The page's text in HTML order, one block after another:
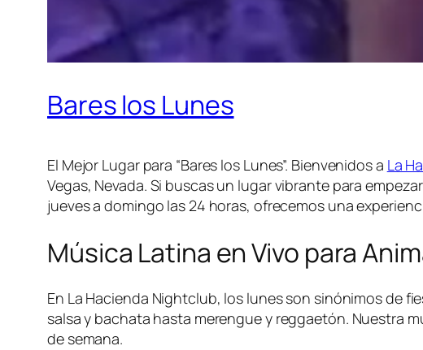
Bares los Lunes
El Mejor Lugar para “Bares los Lunes”. Bienvenidos a La
Vegas, Nevada. Si buscas un lugar vibrante para
jueves a domingo las 24 horas, ofrecemos una
Música Latina en Vivo para
En La Hacienda Nightclub, los lunes son sinónimos de
salsa y bachata hasta merengue y reggaetón. Nuestra
de semana.